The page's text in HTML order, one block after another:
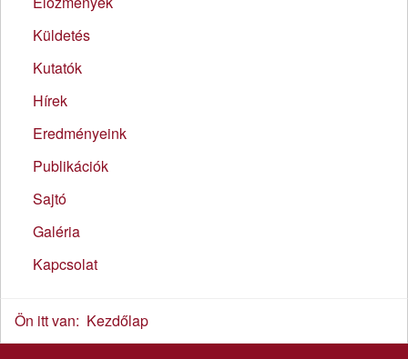
Küldetés
Kutatók
Hírek
Eredményeink
Publikációk
Sajtó
Galéria
Kapcsolat
Ön itt van: Kezdőlap